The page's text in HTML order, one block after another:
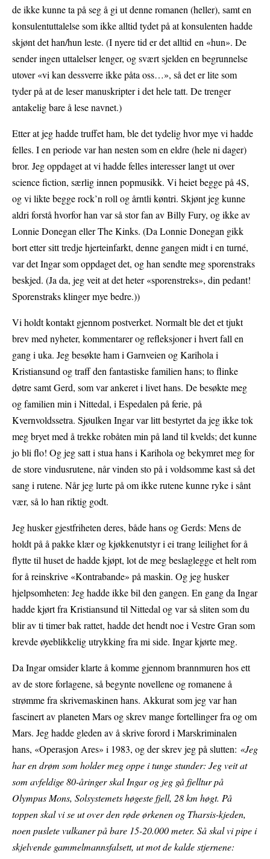
de ikke kunne ta på seg å gi ut denne romanen (heller), samt en
konsulentuttalelse som ikke alltid tydet på at konsulenten hadde
skjønt det han/hun leste. (I nyere tid er det alltid en «hun». De
sender ingen uttalelser lenger, og svært sjelden en begrunnelse
utover «vi kan dessverre ikke påta oss…», så det er lite som
tyder på at de leser manuskripter i det hele tatt. De trenger
antakelig bare å lese navnet.)
Etter at jeg hadde truffet ham, ble det tydelig hvor mye vi hadde
felles. I en periode var han nesten som en eldre (hele ni dager)
bror. Jeg oppdaget at vi hadde felles interesser langt ut over
science fiction, særlig innen popmusikk. Vi heiet begge på 4S,
og vi likte begge rock’n roll og årntli køntri. Skjønt jeg kunne
aldri forstå hvorfor han var så stor fan av Billy Fury, og ikke av
Lonnie Donegan eller The Kinks. (Da Lonnie Donegan gikk
bort etter sitt tredje hjerteinfarkt, denne gangen midt i en turné,
var det Ingar som oppdaget det, og han sendte meg sporenstraks
beskjed. (Ja da, jeg veit at det heter «sporenstreks», din pedant!
Sporenstraks klinger mye bedre.))
Vi holdt kontakt gjennom postverket. Normalt ble det et tjukt
brev med nyheter, kommentarer og refleksjoner i hvert fall en
gang i uka. Jeg besøkte ham i Garnveien og Karihola i
Kristiansund og traff den fantastiske familien hans; to flinke
døtre samt Gerd, som var ankeret i livet hans. De besøkte meg
og familien min i Nittedal, i Espedalen på ferie, på
Kvernvoldssetra. Sjøulken Ingar var litt bestyrtet da jeg ikke tok
meg bryet med å trekke robåten min på land til kvelds; det kunne
jo bli flo! Og jeg satt i stua hans i Karihola og bekymret meg for
de store vindusrutene, når vinden sto på i voldsomme kast så det
sang i rutene. Når jeg lurte på om ikke rutene kunne ryke i sånt
vær, så lo han riktig godt.
Jeg husker gjestfriheten deres, både hans og Gerds: Mens de
holdt på å pakke klær og kjøkkenutstyr i ei trang leilighet for å
flytte til huset de hadde kjøpt, lot de meg beslaglegge et helt rom
for å reinskrive «Kontrabande» på maskin. Og jeg husker
hjelpsomheten: Jeg hadde ikke bil den gangen. En gang da Ingar
hadde kjørt fra Kristiansund til Nittedal og var så sliten som du
blir av ti timer bak rattet, hadde det hendt noe i Vestre Gran som
krevde øyeblikkelig utrykking fra mi side. Ingar kjørte meg.
Da Ingar omsider klarte å komme gjennom brannmuren hos ett
av de store forlagene, så begynte novellene og romanene å
strømme fra skrivemaskinen hans. Akkurat som jeg var han
fascinert av planeten Mars og skrev mange fortellinger fra og om
Mars. Jeg hadde gleden av å skrive forord i Marskriminalen
hans, «Operasjon Ares» i 1983, og der skrev jeg på slutten: «Jeg
har en drøm som holder meg oppe i tunge stunder: Jeg veit at
som avfeldige 80-åringer skal Ingar og jeg gå fjelltur på
Olympus Mons, Solsystemets høgeste fjell, 28 km høgt. På
toppen skal vi se ut over den røde ørkenen og Tharsis-kjeden,
noen puslete vulkaner på bare 15-20.000 meter. Så skal vi pipe i
skjelvende gammelmannsfalsett, ut mot de kalde stjernene: